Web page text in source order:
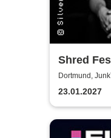
Shred
UK w/
Cryptic
Dortmund,
23.01.2027